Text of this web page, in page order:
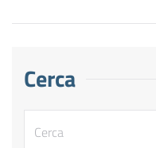
Cerca